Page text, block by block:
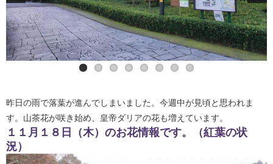
山茶花
皇帝ダリア
昨日の雨で落葉が進んでしまいました。今週中が見頃と思われま
す。山茶花が咲き始め、皇帝ダリアの花も増えています。
１１月１８日（木）のお花情報です。（紅葉の状
況）